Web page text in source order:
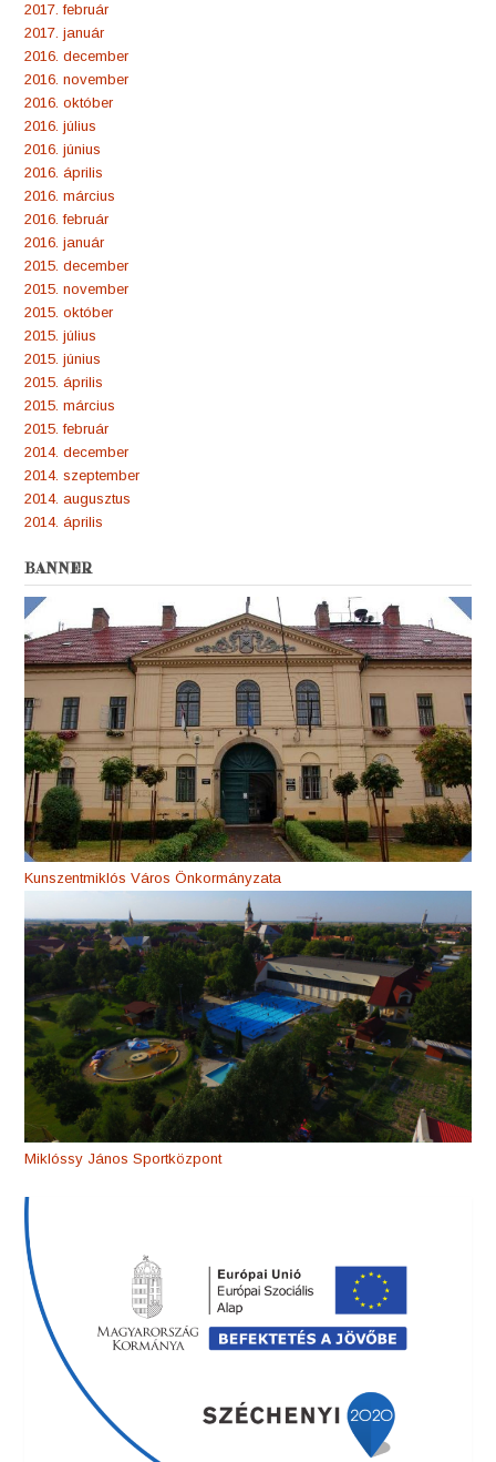
2017. február
2017. január
2016. december
2016. november
2016. október
2016. július
2016. június
2016. április
2016. március
2016. február
2016. január
2015. december
2015. november
2015. október
2015. július
2015. június
2015. április
2015. március
2015. február
2014. december
2014. szeptember
2014. augusztus
2014. április
BANNER
Kunszentmiklós Város Önkormányzata
Miklóssy János Sportközpont